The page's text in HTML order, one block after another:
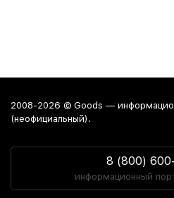
2008-2026 © Goods —
(неофициальный).
8 (800)
информационный